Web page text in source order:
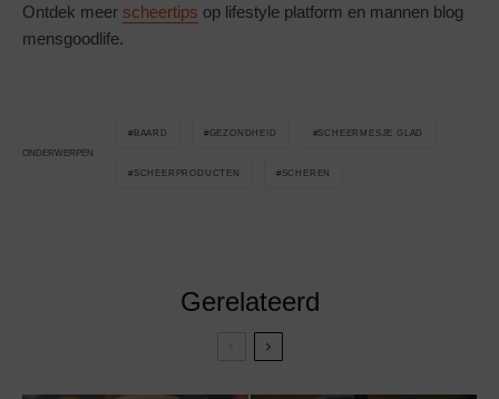
Ontdek meer scheertips op lifestyle platform en mannen blog
mensgoodlife.
ONDERWERPEN
BAARD GEZONDHEID SCHEERMESJE GLAD
SCHEERPRODUCTEN SCHEREN
Gerelateerd